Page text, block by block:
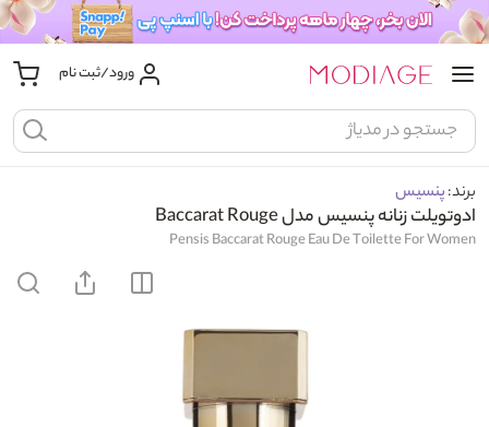
ورود/ثبت نام
برند:پنسیس
ادوتویلت زنانه پنسیس مدل Baccarat Rouge
Pensis Baccarat Rouge Eau De Toilette For Women